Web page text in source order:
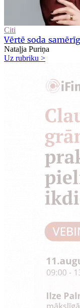
Citi
Vērtē soda
Nataļja Puriņa
Uz rubriku >